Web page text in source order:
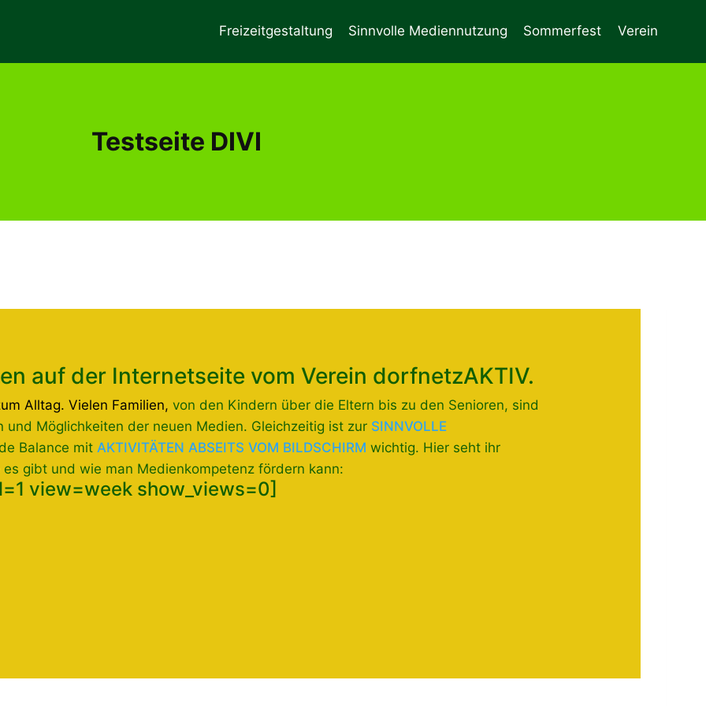
Freizeitgestaltung Sinnvolle Mediennutzung Sommerfest Verein
Testseite DIVI
auf der Internetseite vom Verein dorfnetzAKTIV.
Alltag. Vielen Familien, von den Kindern über die Eltern bis zu den Senioren, sind
Möglichkeiten der neuen Medien. Gleichzeitig ist zur SINNVOLLE
Balance mit AKTIVITÄTEN ABSEITS VOM BILDSCHIRM wichtig. Hier seht ihr
gibt und wie man Medienkompetenz fördern kann:
view=week show_views=0]